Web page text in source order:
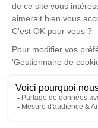
Notre agence
Pompes Funèbres
Zone Industrielle
65700 –
4.9/5 – 82 avis
Nos Services